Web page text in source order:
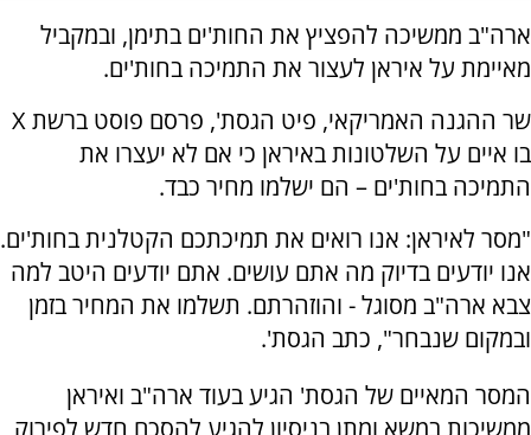
ארה"ב ממשיכה להפציץ את החות'ים בתימן, ובמקביל
מאיימת על איראן לעצור את התמיכה בחות'ים.
שר ההגנה האמריקאי, פיט הגסת', פרסם פוסט ברשתX
בו איים על השלטונות באיראן כי אם לא יעצרו את
התמיכה בחות'ים – הם ישלמו מחיר כבד.
"מסר לאיראן: אנו רואים את תמיכתכם הקטלנית בחות'ים.
אנו יודעים בדיוק מה אתם עושים. אתם יודעים היטב למה
צבא ארה"ב מסוגל - והוזהרתם. תשלמו את המחיר בזמן
ובמקום שנבחר", כתב הגסת'.
המסר המאיים של הגסת' הגיע בעוד ארה"ב ואיראן